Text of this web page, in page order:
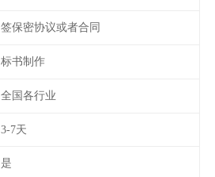
签保密协议或者合同
标书制作
全国各行业
3-7天
是